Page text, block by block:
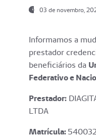
03 de novembro,
Informamos a
prestador
beneficiários da
Federativo e
Prestador:
LTDA
Matrícula: